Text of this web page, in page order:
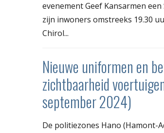
evenement Geef Kansarmen een
zijn inwoners omstreeks 19.30
Chirol...
Nieuwe uniformen en
zichtbaarheid
september 2024)
De politiezones Hano (Hamont-